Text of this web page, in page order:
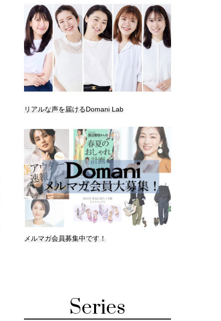
リアルな声を届けるDomani Lab
メルマガ会員募集中です！
Series